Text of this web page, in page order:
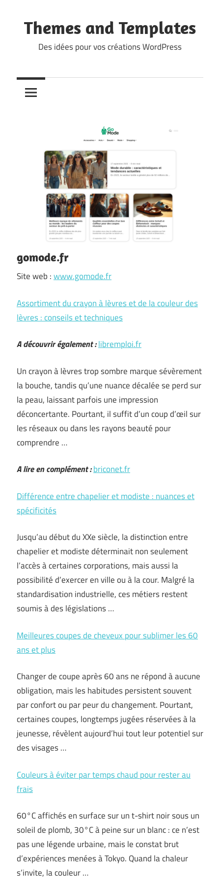
content
Themes and Templates
Des idées pour vos créations WordPress
gomode.fr
Site web :www.gomode.fr
Assortiment du crayon à lèvres et de la couleur des
lèvres : conseils et techniques
A découvrir également :libremploi.fr
Un crayon à lèvres trop sombre marque sévèrement
la bouche, tandis qu’une nuance décalée se perd sur
la peau, laissant parfois une impression
déconcertante. Pourtant, il suffit d’un coup d’œil sur
les réseaux ou dans les rayons beauté pour
comprendre …
A lire en complément :briconet.fr
Différence entre chapelier et modiste : nuances et
spécificités
Jusqu’au début du XXe siècle, la distinction entre
chapelier et modiste déterminait non seulement
l’accès à certaines corporations, mais aussi la
possibilité d’exercer en ville ou à la cour. Malgré la
standardisation industrielle, ces métiers restent
soumis à des législations …
Meilleures coupes de cheveux pour sublimer les 60
ans et plus
Changer de coupe après 60 ans ne répond à aucune
obligation, mais les habitudes persistent souvent
par confort ou par peur du changement. Pourtant,
certaines coupes, longtemps jugées réservées à la
jeunesse, révèlent aujourd’hui tout leur potentiel sur
des visages …
Couleurs à éviter par temps chaud pour rester au
frais
60°C affichés en surface sur un t-shirt noir sous un
soleil de plomb, 30°C à peine sur un blanc : ce n’est
pas une légende urbaine, mais le constat brut
d’expériences menées à Tokyo. Quand la chaleur
s’invite, la couleur …